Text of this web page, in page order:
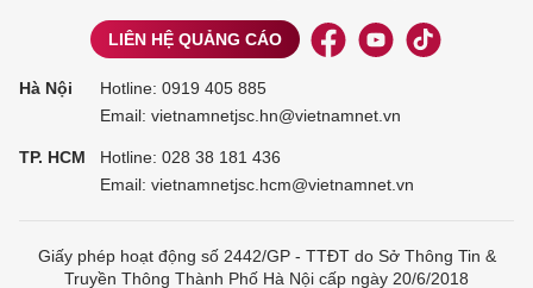
LIÊN HỆ QUẢNG CÁO
Hà Nội Hotline: 0919 405 885
Email: vietnamnetjsc.hn@vietnamnet.vn
TP. HCM Hotline: 028 38 181 436
Email: vietnamnetjsc.hcm@vietnamnet.vn
Giấy phép hoạt động số 2442/GP - TTĐT do Sở Thông Tin &
Truyền Thông Thành Phố Hà Nội cấp ngày 20/6/2018